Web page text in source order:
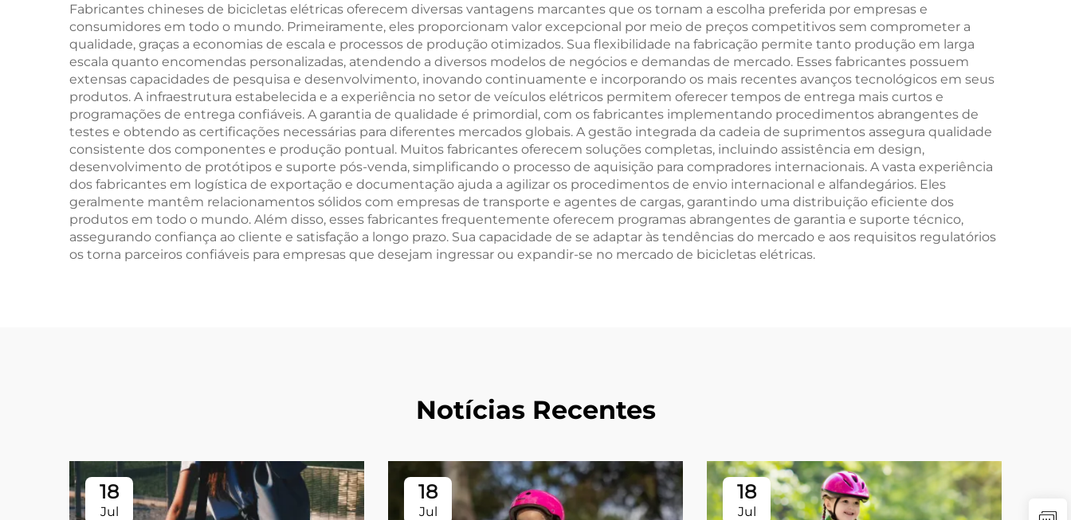
Seguro para Rapazes
e Raparigas
Travão de Disco por
Atacado
Garfo de Aço Pedal
Comum com
Recolhimento
Variável Aço Comum
Fabricantes chineses de bicicletas elétricas oferecem diversas vantagens marcantes que os tornam a escolha preferida por empresas e
consumidores em todo o mundo. Primeiramente, eles proporcionam valor excepcional por meio de preços competitivos sem comprometer a
qualidade, graças a economias de escala e processos de produção otimizados. Sua flexibilidade na fabricação permite tanto produção em larga
escala quanto encomendas personalizadas, atendendo a diversos modelos de negócios e demandas de mercado. Esses fabricantes possuem
extensas capacidades de pesquisa e desenvolvimento, inovando continuamente e incorporando os mais recentes avanços tecnológicos em seus
produtos. A infraestrutura estabelecida e a experiência no setor de veículos elétricos permitem oferecer tempos de entrega mais curtos e
programações de entrega confiáveis. A garantia de qualidade é primordial, com os fabricantes implementando procedimentos abrangentes de
testes e obtendo as certificações necessárias para diferentes mercados globais. A gestão integrada da cadeia de suprimentos assegura qualidade
consistente dos componentes e produção pontual. Muitos fabricantes oferecem soluções completas, incluindo assistência em design,
desenvolvimento de protótipos e suporte pós-venda, simplificando o processo de aquisição para compradores internacionais. A vasta experiência
dos fabricantes em logística de exportação e documentação ajuda a agilizar os procedimentos de envio internacional e alfandegários. Eles
geralmente mantêm relacionamentos sólidos com empresas de transporte e agentes de cargas, garantindo uma distribuição eficiente dos
produtos em todo o mundo. Além disso, esses fabricantes frequentemente oferecem programas abrangentes de garantia e suporte técnico,
assegurando confiança ao cliente e satisfação a longo prazo. Sua capacidade de se adaptar às tendências do mercado e aos requisitos regulatórios
os torna parceiros confiáveis para empresas que desejam ingressar ou expandir-se no mercado de bicicletas elétricas.
Notícias Recentes
18
Jul
18
Jul
18
Jul